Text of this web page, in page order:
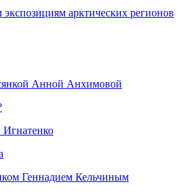
арктических регионов
Анной Анхимовой
Геннадием Кельчиным